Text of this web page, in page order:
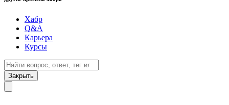
Хабр
Q&A
Карьера
Курсы
Закрыть